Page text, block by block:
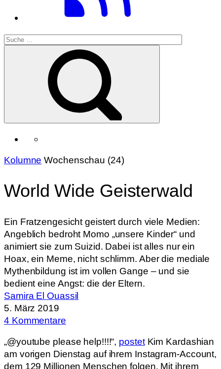
Kolumne Wochenschau (24)
World Wide Geisterwald
Ein Fratzengesicht geistert durch viele Medien:
Angeblich bedroht Momo „unsere Kinder“ und
animiert sie zum Suizid. Dabei ist alles nur ein
Hoax, ein Meme, nicht schlimm. Aber die mediale
Mythenbildung ist im vollen Gange – und sie
bedient eine Angst: die der Eltern.
Samira El Ouassil
5. März 2019
4 Kommentare
„@youtube please help!!!!“, postetKim Kardashian
am vorigen Dienstag auf ihrem Instagram-Account,
dem 129 Millionen Menschen folgen. Mit ihrem